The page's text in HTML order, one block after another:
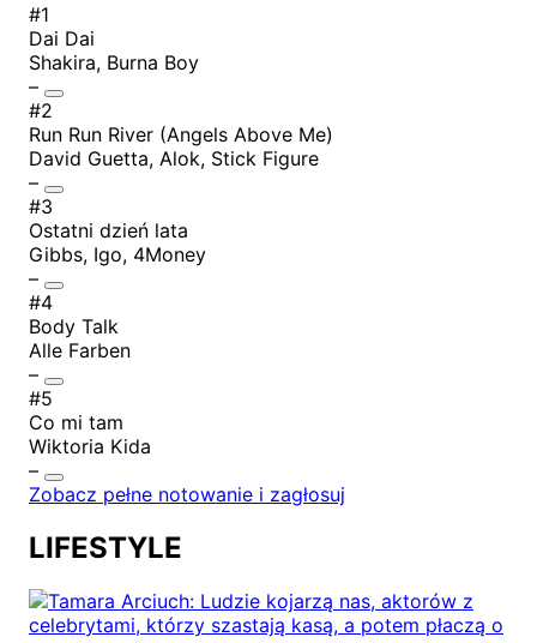
#1
Dai Dai
Shakira, Burna Boy
–
#2
Run Run River (Angels Above Me)
David Guetta, Alok, Stick Figure
–
#3
Ostatni dzień lata
Gibbs, Igo, 4Money
–
#4
Body Talk
Alle Farben
–
#5
Co mi tam
Wiktoria Kida
–
Zobacz pełne notowanie i zagłosuj
LIFESTYLE